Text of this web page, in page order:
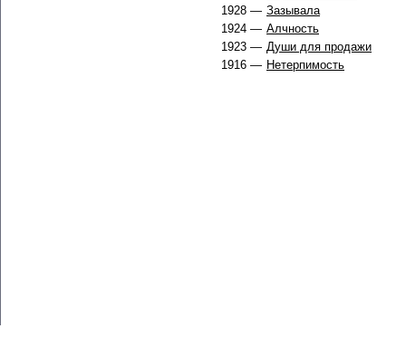
1928 — Зазывала
1924 — Алчность
1923 — Души для продажи
1916 — Нетерпимость